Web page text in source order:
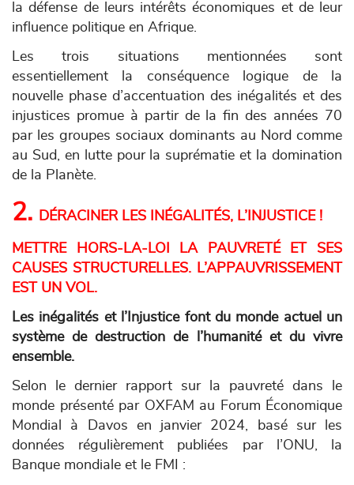
la défense de leurs intérêts économiques et de leur
influence politique en Afrique.
Les trois situations mentionnées sont
essentiellement la conséquence logique de la
nouvelle phase d’accentuation des inégalités et des
injustices promue à partir de la fin des années 70
par les groupes sociaux dominants au Nord comme
au Sud, en lutte pour la suprématie et la domination
de la Planète.
2. DÉRACINER LES INÉGALITÉS, L’INJUSTICE !
METTRE HORS-LA-LOI LA PAUVRETÉ ET SES
CAUSES STRUCTURELLES. L’APPAUVRISSEMENT
EST UN VOL.
Les inégalités et l’Injustice font du monde actuel un
système de destruction de l’humanité et du vivre
ensemble.
Selon le dernier rapport sur la pauvreté dans le
monde présenté par OXFAM au Forum Économique
Mondial à Davos en janvier 2024, basé sur les
données régulièrement publiées par l’ONU, la
Banque mondiale et le FMI :